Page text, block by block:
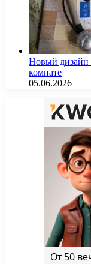
Новый дизайн
комнате
05.06.2026